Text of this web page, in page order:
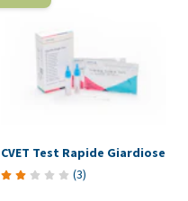
CVET Test Rapide Giardiose
(3)